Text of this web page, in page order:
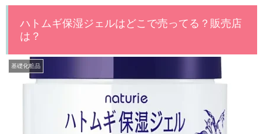
ハトムギ保湿ジェルはどこで売ってる？販売店
は？
基礎化粧品